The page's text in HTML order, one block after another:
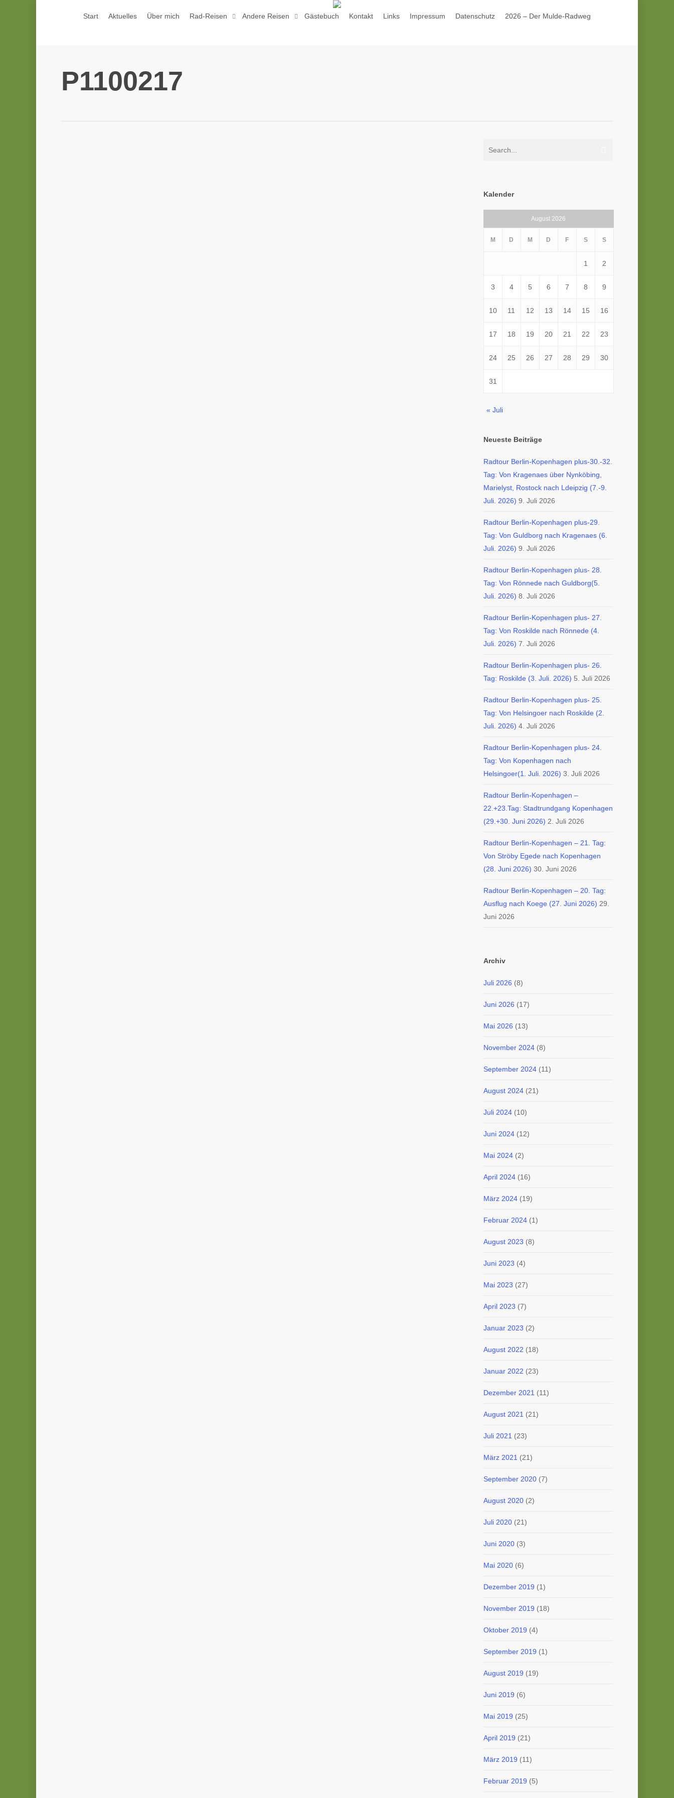
Start Aktuelles Über mich Rad-Reisen Andere Reisen Gästebuch Kontakt Links Impressum Datenschutz 2026 – Der Mulde-Radweg
P1100217
Kalender
August 2026
M D M D F S S
1 2
3 4 5 6 7 8 9
10 11 12 13 14 15 16
17 18 19 20 21 22 23
24 25 26 27 28 29 30
31
« Juli
Neueste Beiträge
Radtour Berlin-Kopenhagen plus-30.-32.
Tag: Von Kragenaes über Nynköbing,
Marielyst, Rostock nach Ldeipzig (7.-9.
Juli. 2026) 9. Juli 2026
Radtour Berlin-Kopenhagen plus-29.
Tag: Von Guldborg nach Kragenaes (6.
Juli. 2026) 9. Juli 2026
Radtour Berlin-Kopenhagen plus- 28.
Tag: Von Rönnede nach Guldborg(5.
Juli. 2026) 8. Juli 2026
Radtour Berlin-Kopenhagen plus- 27.
Tag: Von Roskilde nach Rönnede (4.
Juli. 2026) 7. Juli 2026
Radtour Berlin-Kopenhagen plus- 26.
Tag: Roskilde (3. Juli. 2026) 5. Juli 2026
Radtour Berlin-Kopenhagen plus- 25.
Tag: Von Helsingoer nach Roskilde (2.
Juli. 2026) 4. Juli 2026
Radtour Berlin-Kopenhagen plus- 24.
Tag: Von Kopenhagen nach
Helsingoer(1. Juli. 2026) 3. Juli 2026
Radtour Berlin-Kopenhagen –
22.+23.Tag: Stadtrundgang Kopenhagen
(29.+30. Juni 2026) 2. Juli 2026
Radtour Berlin-Kopenhagen – 21. Tag:
Von Ströby Egede nach Kopenhagen
(28. Juni 2026) 30. Juni 2026
Radtour Berlin-Kopenhagen – 20. Tag:
Ausflug nach Koege (27. Juni 2026) 29.
Juni 2026
Archiv
Juli 2026 (8)
Juni 2026 (17)
Mai 2026 (13)
November 2024(8)
September 2024(11)
August 2024(21)
Juli 2024(10)
Juni 2024(12)
Mai 2024(2)
April 2024(16)
März 2024(19)
Februar 2024(1)
August 2023 (8)
Juni 2023 (4)
Mai 2023 (27)
April 2023 (7)
Januar 2023 (2)
August 2022 (18)
Januar 2022 (23)
Dezember 2021 (11)
August 2021 (21)
Juli 2021 (23)
März 2021 (21)
September 2020(7)
August 2020(2)
Juli 2020(21)
Juni 2020(3)
Mai 2020(6)
Dezember 2019 (1)
November 2019 (18)
Oktober 2019 (4)
September 2019 (1)
August 2019 (19)
Juni 2019 (6)
Mai 2019 (25)
April 2019 (21)
März 2019 (11)
Februar 2019 (5)